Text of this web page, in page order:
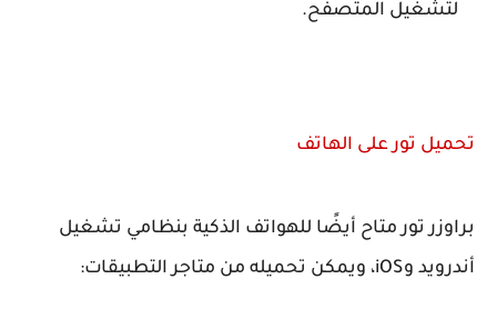
لتشغيل المتصفح.
تحميل تور على الهاتف
براوزر تور متاح أيضًا للهواتف الذكية بنظامي تشغيل
أندرويد وiOS، ويمكن تحميله من متاجر التطبيقات: